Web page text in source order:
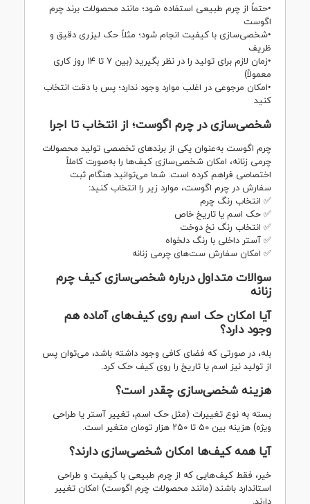
•حتماً از چرم طبیعی استفاده شود؛ مانند محصولات برند چرم
اگوست
•شخصی‌سازی با کیفیت انجام شود؛ مثلاً حک لیزری دقیق و
ظریف
•زمان لازم برای تولید را در نظر بگیرید (بین ۷ تا ۱۴ روز کاری
معمولاً)
•امکان مرجوعی در اغلب موارد وجود ندارد؛ پس با دقت انتخاب
کنید
شخصی‌سازی در چرم اگوست؛ از انتخاب تا اجرا
چرم اگوست به‌عنوان یکی از برندهای تخصصی تولید محصولات
چرمی زنانه، امکان شخصی‌سازی کیف‌ها را به‌صورت کاملاً
اختصاصی فراهم کرده است. شما می‌توانید هنگام ثبت
سفارش در چرم اگوست، موارد زیر را انتخاب کنید:
✅ انتخاب رنگ چرم
✅ حک اسم یا تاریخ خاص
✅ انتخاب رنگ نخ دوخت
✅ آستر داخلی با رنگ دلخواه
✅ امکان سفارش ست‌های چرمی زنانه
سوالات متداول درباره شخصی‌سازی کیف چرم
زنانه
آیا امکان حک اسم روی کیف‌های آماده هم
وجود دارد؟
بله، در صورتی که فضای کافی وجود داشته باشد، می‌توان پس
از تولید نیز اسم یا تاریخ را روی کیف حک کرد.
هزینه شخصی‌سازی چقدر است؟
بسته به نوع تغییرات (مثل حک اسم، تغییر آستر یا طراحی
ویژه) هزینه بین ۵۰ تا ۲۵۰ هزار تومان متغیر است.
آیا همه کیف‌ها امکان شخصی‌سازی دارند؟
خیر، فقط کیف‌هایی که از چرم طبیعی با کیفیت و طراحی
استاندارد باشند (مانند محصولات چرم اگوست) امکان تغییر